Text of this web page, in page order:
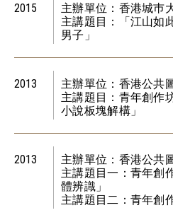
2015
主辦單位：香港城巿
主講題目：「江山如
男子」
2013
主辦單位：香港公共
主講題目：青年創作
小說板塊解構」
2013
主辦單位：香港公共
主講題目一：青年創
體辨識」
主講題目二：青年創